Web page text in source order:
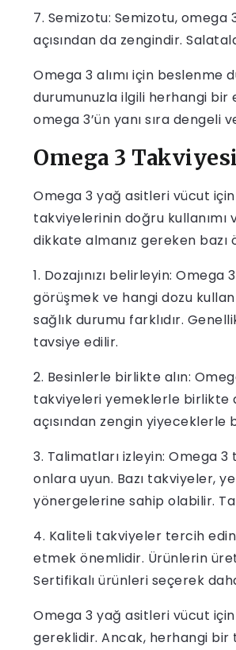
7. Semizotu: Semizotu,
açısından da zengindir.
Omega 3 alımı için
durumunuzla ilgili herhangi bir
omega 3’ün yanı sıra
Omega 3
Omega 3 yağ asitleri vücut
takviyelerinin doğru kullanımı
dikkate almanız gereken bazı
1. Dozajınızı belirleyin:
görüşmek ve hangi dozu
sağlık durumu farklıdır.
tavsiye edilir.
2. Besinlerle birlikte alın:
takviyeleri yemeklerle birlikte
açısından zengin
3. Talimatları izleyin: Omega
onlara uyun. Bazı takviyeler,
yönergelerine sahip olabilir.
4. Kaliteli takviyeler tercih
etmek önemlidir. Ürünlerin
Sertifikalı ürünleri seçerek
Omega 3 yağ asitleri vücut
gereklidir. Ancak, herhangi bir